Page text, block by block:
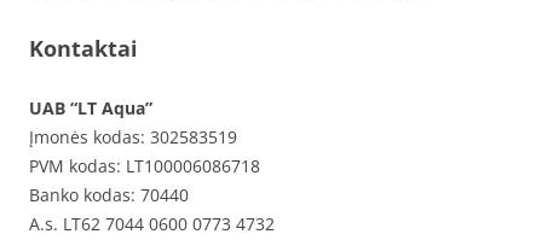
Kontaktai
UAB “LT Aqua”
Įmonės kodas: 302583519
PVM kodas: LT100006086718
Banko kodas: 70440
A.s. LT62 7044 0600 0773 4732